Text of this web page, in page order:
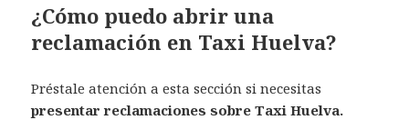
¿Cómo puedo abrir una
reclamación en Taxi Huelva?
Préstale atención a esta sección si necesitas
presentar reclamaciones sobre Taxi Huelva.